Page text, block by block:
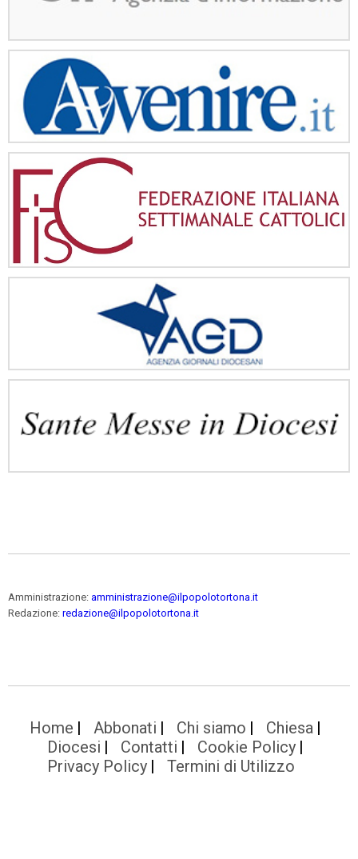
Amministrazione: amministrazione@ilpopolotortona.it
Redazione: redazione@ilpopolotortona.it
Home Abbonati Chi siamo
Chiesa
Diocesi
Contatti
Cookie Policy
Privacy Policy
Termini di Utilizzo